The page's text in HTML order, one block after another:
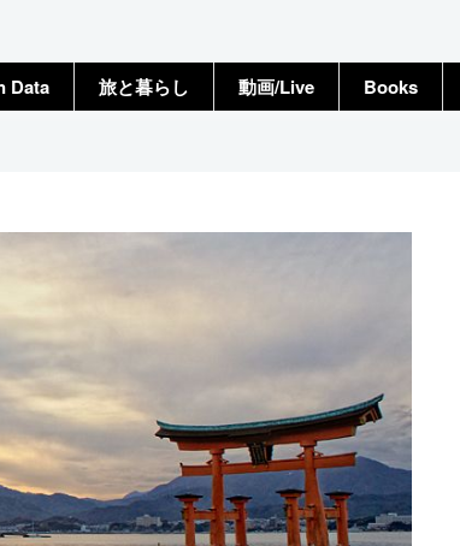
Data 旅と暮らし 動画/Live Books